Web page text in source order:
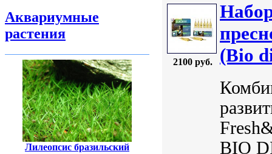
Аквариумные
растения
Лилеопсис бразильский
2100 руб.
(Bio
BIO